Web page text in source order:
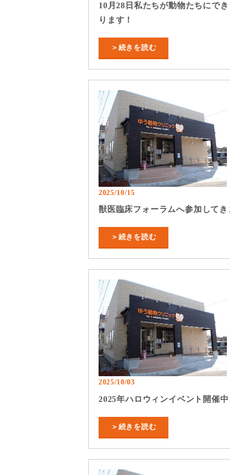
10月28日私たちが動物たちにで
ります！
＞続きを読む
2025/10/15
獣医臨床フォーラムへ参加して
＞続きを読む
2025/10/03
2025年ハロウィンイベント開催中
＞続きを読む